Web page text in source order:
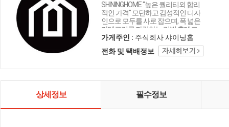
SHININGHOME "높은 퀄리티외 합리
적인 가격" 모던하고 감성적인 디자
인으로 모두를 사로 잡으며, 폭 넓은
카테고리를 자랑하는 리빙 홈데코
인테리어 샤이닝홈입니다.
가게주인 : 주식회사 샤이닝홈
전화 및 택배정보
상세정보 필수정보